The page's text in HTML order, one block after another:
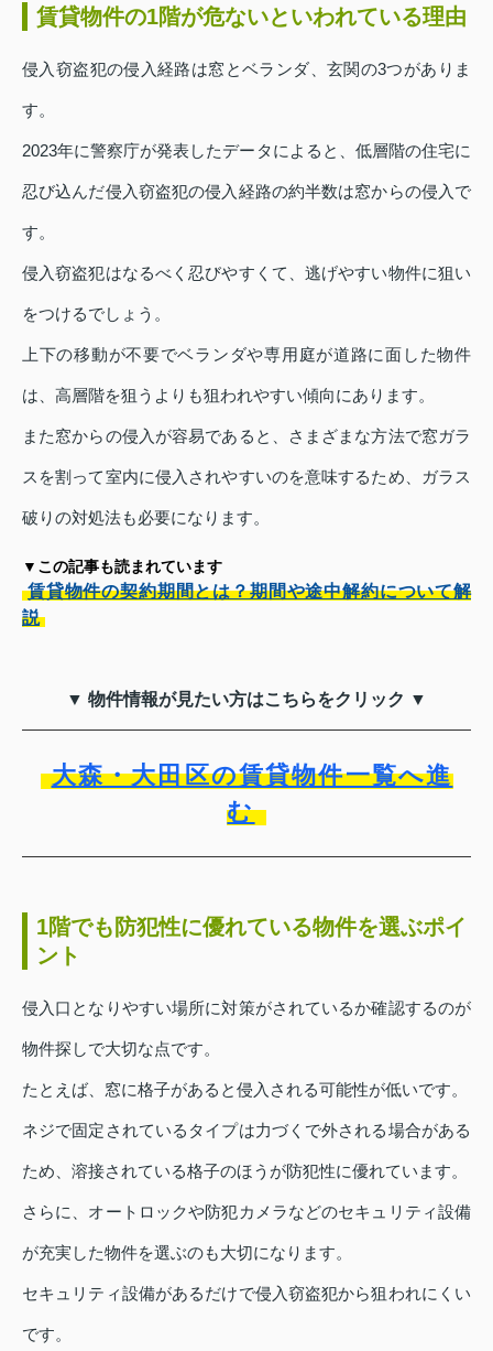
賃貸物件の1階が危ないといわれている理由
侵入窃盗犯の侵入経路は窓とベランダ、玄関の3つがありま
す。
2023年に警察庁が発表したデータによると、低層階の住宅に
忍び込んだ侵入窃盗犯の侵入経路の約半数は窓からの侵入で
す。
侵入窃盗犯はなるべく忍びやすくて、逃げやすい物件に狙い
をつけるでしょう。
上下の移動が不要でベランダや専用庭が道路に面した物件
は、高層階を狙うよりも狙われやすい傾向にあります。
また窓からの侵入が容易であると、さまざまな方法で窓ガラ
スを割って室内に侵入されやすいのを意味するため、ガラス
破りの対処法も必要になります。
▼この記事も読まれています
賃貸物件の契約期間とは？期間や途中解約について解
説
▼ 物件情報が見たい方はこちらをクリック ▼
大森・大田区の賃貸物件一覧へ進
む
1階でも防犯性に優れている物件を選ぶポイ
ント
侵入口となりやすい場所に対策がされているか確認するのが
物件探しで大切な点です。
たとえば、窓に格子があると侵入される可能性が低いです。
ネジで固定されているタイプは力づくで外される場合がある
ため、溶接されている格子のほうが防犯性に優れています。
さらに、オートロックや防犯カメラなどのセキュリティ設備
が充実した物件を選ぶのも大切になります。
セキュリティ設備があるだけで侵入窃盗犯から狙われにくい
です。